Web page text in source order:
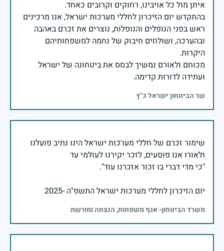
בהתקדש יום הזיכרון לחללי מערכות ישראל, אנו מרכינים
ראש בפני הנופלים והנופלות, נוצרים את זכרם באהבה
ובהערכה, ושולחים חיבוק של נחמה למשפחותיהם
מכוחם ולאורם נמשיך לבסס את ביטחונה של ישראל
ועתידה לדורות קדימה.
שר הביטחון ישראל כ"ץ
שימור זכרם של חללי מערכות ישראל הינו נתיב פועלנו
יום הזיכרון לחללי מערכות ישראל התשפ"ה -2025
משרד הביטחון- אגף משפחות, הנצחה ומורשת